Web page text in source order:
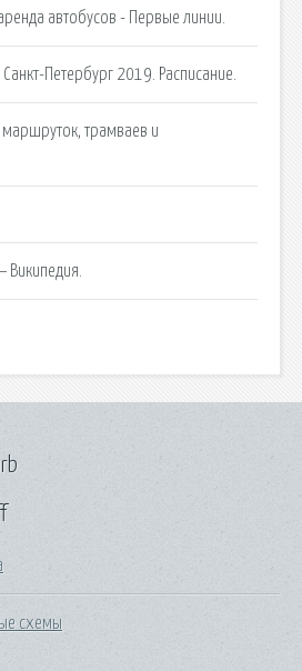
автобусов - Первые линии.
Петербург 2019. Расписание.
маршруток, трамваев и
Википедия.
схемы